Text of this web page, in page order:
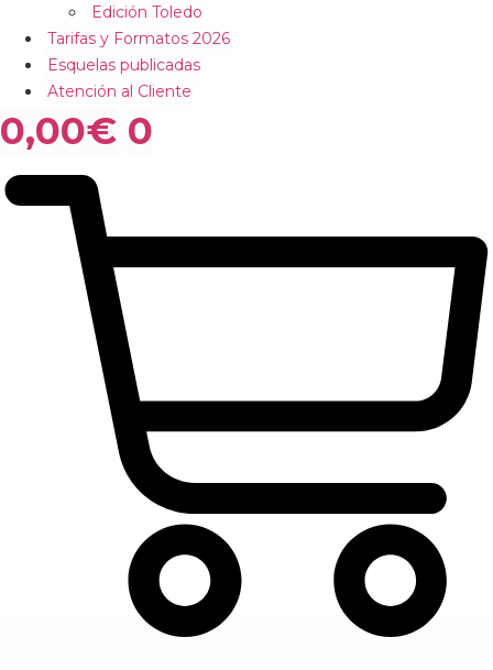
Edición Toledo
Tarifas y Formatos 2026
Esquelas publicadas
Atención al Cliente
0,00€ 0